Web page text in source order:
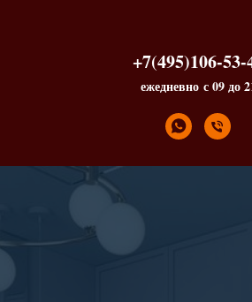
+7(495)106-53-
ежедневно с 09 до